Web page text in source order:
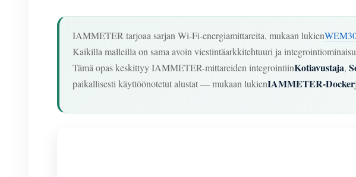
IAMMETER tarjoaa sarjan Wi-Fi-energiamittareita, mukaan lukien
Kaikilla malleilla on sama avoin viestintäarkkitehtuuri ja
Tämä opas keskittyy IAMMETER-mittareiden integrointiinKotiavustaja,
paikallisesti käyttöönotetut alustat — mukaan lukienIAMMETER-Docker